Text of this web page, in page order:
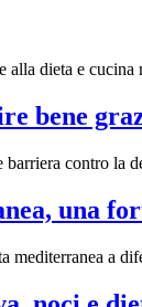
bene
una